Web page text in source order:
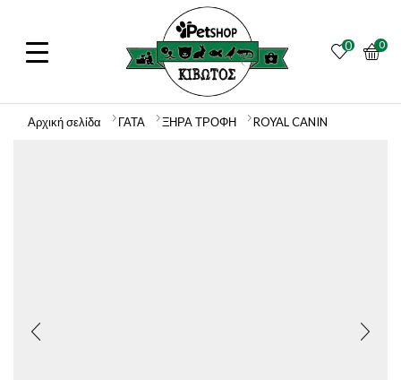
0 0
Αρχική σελίδα ΓΑΤΑ ΞΗΡΑ ΤΡΟΦΗ ROYAL CANIN